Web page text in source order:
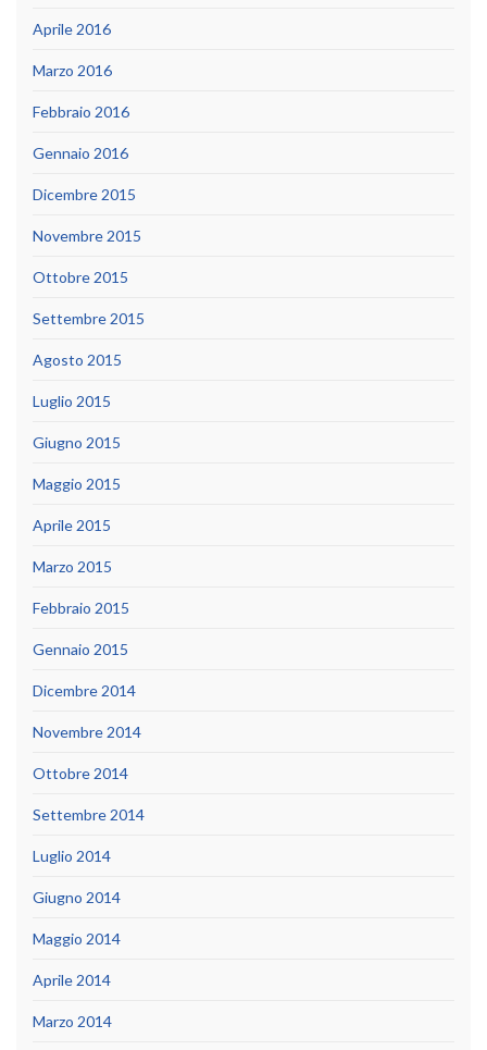
Aprile 2016
Marzo 2016
Febbraio 2016
Gennaio 2016
Dicembre 2015
Novembre 2015
Ottobre 2015
Settembre 2015
Agosto 2015
Luglio 2015
Giugno 2015
Maggio 2015
Aprile 2015
Marzo 2015
Febbraio 2015
Gennaio 2015
Dicembre 2014
Novembre 2014
Ottobre 2014
Settembre 2014
Luglio 2014
Giugno 2014
Maggio 2014
Aprile 2014
Marzo 2014